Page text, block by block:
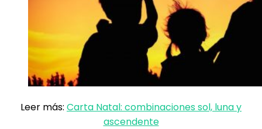
Leer más: Carta Natal: combinaciones sol, luna y
ascendente